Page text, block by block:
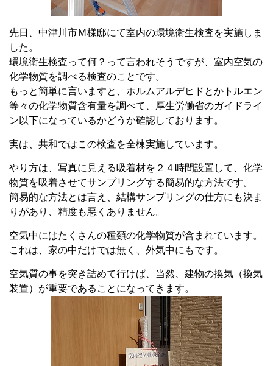
先日、中津川市Ｍ様邸にて室内の環境衛生検査を実施しま
した。
環境衛生検査って何？って言われそうですが、室内空気の
化学物質を調べる検査のことです。
もっと簡単に言いますと、ホルムアルデヒドとかトルエン
等々の化学物質含有量を調べて、厚生労働省のガイドライ
ン以下になっているかどうか確認しております。
実は、共和ではこの検査を全棟実施しています。
やり方は、写真に見える吸着材を２４時間設置して、化学
物質を吸着させてサンプリングする簡易的な方法です。
簡易的な方法とは言え、結構サンプリングの仕方にも決ま
りがあり、精度も悪くありません。
空気中にはたくさんの種類の化学物質が含まれています。
これは、家の中だけでは無く、外気中にもです。
空気質の事を突き詰めて行けば、当然、建物の換気（換気
装置）が重要であることになってきます。